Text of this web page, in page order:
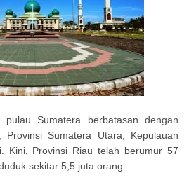
Sumatera berbatasan dengan
Provinsi Sumatera Utara, Kepulauan
Kini, Provinsi Riau telah berumur 57
sekitar 5,5 juta orang.